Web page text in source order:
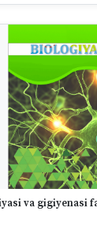
va gigiyenasi